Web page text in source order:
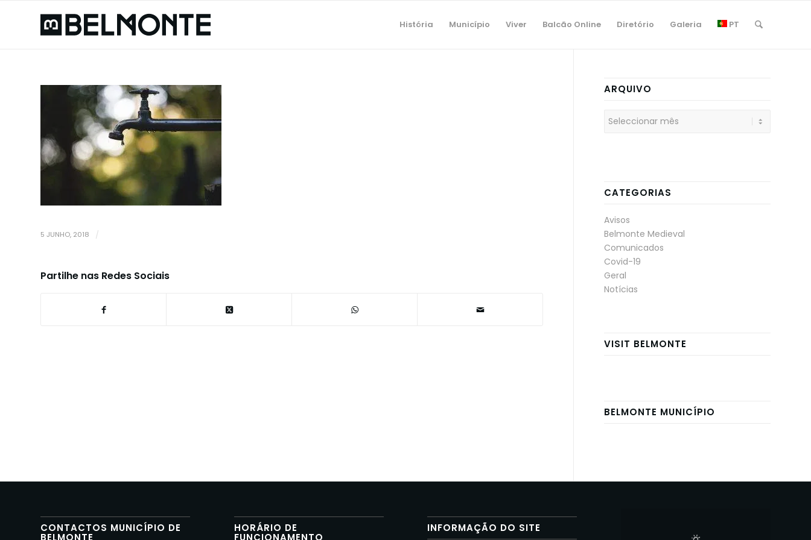
História Município Viver Balcão Online Diretório Galeria PT
5 JUNHO, 2018 /
Partilhe nas Redes Sociais
ARQUIVO
CATEGORIAS
Avisos
Belmonte Medieval
Comunicados
Covid-19
Geral
Notícias
VISIT BELMONTE
BELMONTE MUNICÍPIO
CONTACTOS MUNICÍPIO DE
BELMONTE
HORÁRIO DE
FUNCIONAMENTO
INFORMAÇÃO DO SITE